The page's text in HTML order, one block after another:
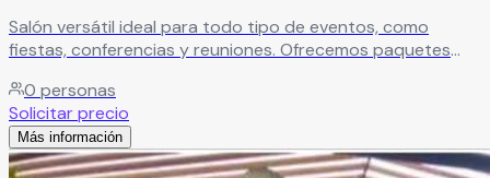
Salón versátil ideal para todo tipo de eventos, como
fiestas, conferencias y reuniones. Ofrecemos paquetes
Cuenta con decoración permanente, opciones de
decoración temática, salón cerrado y techado, además de
estacionamiento para mayor comodidad.
0 personas
Solicitar precio
Más información